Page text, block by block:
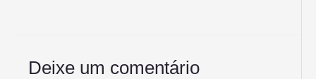
Deixe um comentário